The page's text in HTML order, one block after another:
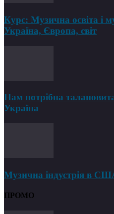
Курс: Музична освіта і
Україна, Європа, світ
Нам потрібна
Україна
Музична індустрія в
ПРОМО